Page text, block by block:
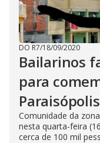
DO R7/18/09/2020
Bailarinos
para
Paraisópolis
Comunidade da
nesta quarta-feira
cerca de 100 mil